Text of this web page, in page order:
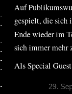
Auf
gespielt, die sich
Ende wieder im
sich immer mehr
Als Special
29.